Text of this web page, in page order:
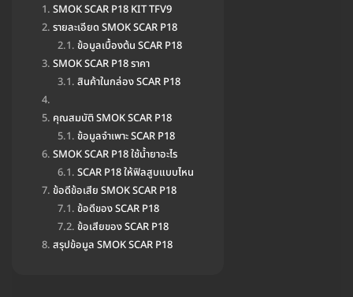
SMOK SCAR P18 KIT TFV9
รายละเอียด SMOK SCAR P18
ข้อมูลเบื้องต้น SCAR P18
SMOK SCAR P18 ราคา
สินค้าในกล่อง SCAR P18
คุณสมบัติ SMOK SCAR P18
ข้อมูลจำเพาะ SCAR P18
SMOK SCAR P18 ใช้น้ำยาอะไร
SCAR P18 ให้ฟิลสูบแบบไหน
ข้อดีข้อเสีย SMOK SCAR P18
ข้อดีของ SCAR P18
ข้อเสียของ SCAR P18
สรุปข้อมูล SMOK SCAR P18